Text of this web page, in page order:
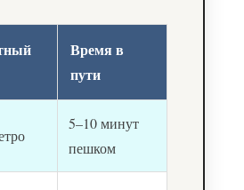
Время в
пути
5–10 минут
пешком